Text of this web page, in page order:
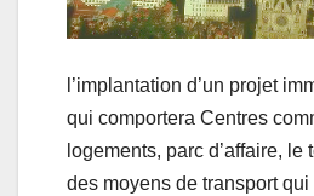
l’implantation d’un projet
qui comportera Centres
logements, parc d’affaire, le
des moyens de transport qui